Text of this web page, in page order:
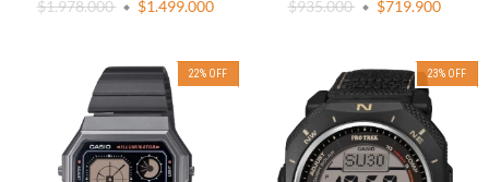
$1.978.000
$1.499.000
$935.000
$719.900
22% OFF 23% OFF